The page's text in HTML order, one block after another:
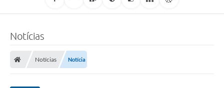
Notícias
Notícias Notícia